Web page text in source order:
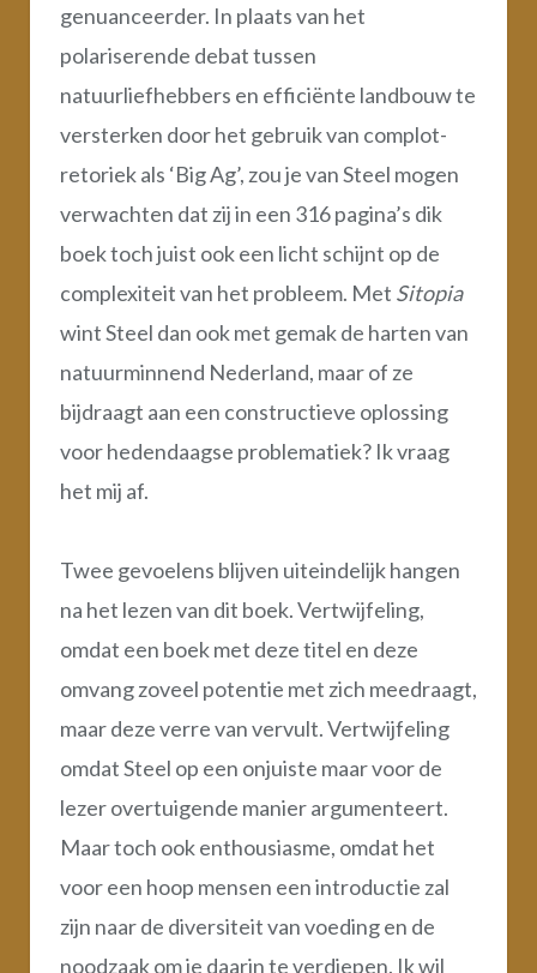
genuanceerder. In plaats van het
polariserende debat tussen
natuurliefhebbers en efficiënte landbouw te
versterken door het gebruik van complot-
retoriek als ‘Big Ag’, zou je van Steel mogen
verwachten dat zij in een 316 pagina’s dik
boek toch juist ook een licht schijnt op de
complexiteit van het probleem. Met Sitopia
wint Steel dan ook met gemak de harten van
natuurminnend Nederland, maar of ze
bijdraagt aan een constructieve oplossing
voor hedendaagse problematiek? Ik vraag
het mij af.
Twee gevoelens blijven uiteindelijk hangen
na het lezen van dit boek. Vertwijfeling,
omdat een boek met deze titel en deze
omvang zoveel potentie met zich meedraagt,
maar deze verre van vervult. Vertwijfeling
omdat Steel op een onjuiste maar voor de
lezer overtuigende manier argumenteert.
Maar toch ook enthousiasme, omdat het
voor een hoop mensen een introductie zal
zijn naar de diversiteit van voeding en de
noodzaak om je daarin te verdiepen. Ik wil